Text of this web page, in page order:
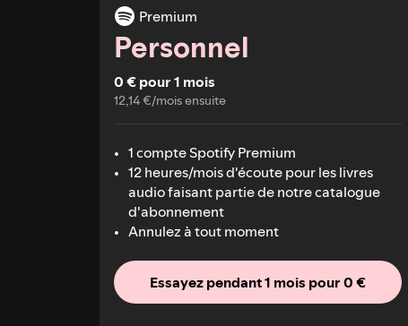
Premium
Personnel
0 € pour 1 mois
12,14 €/mois ensuite
1 compte Spotify Premium
12 heures/mois d'écoute pour les livres
audio faisant partie de notre catalogue
d'abonnement
Annulez à tout moment
Essayez pendant 1 mois pour 0 €